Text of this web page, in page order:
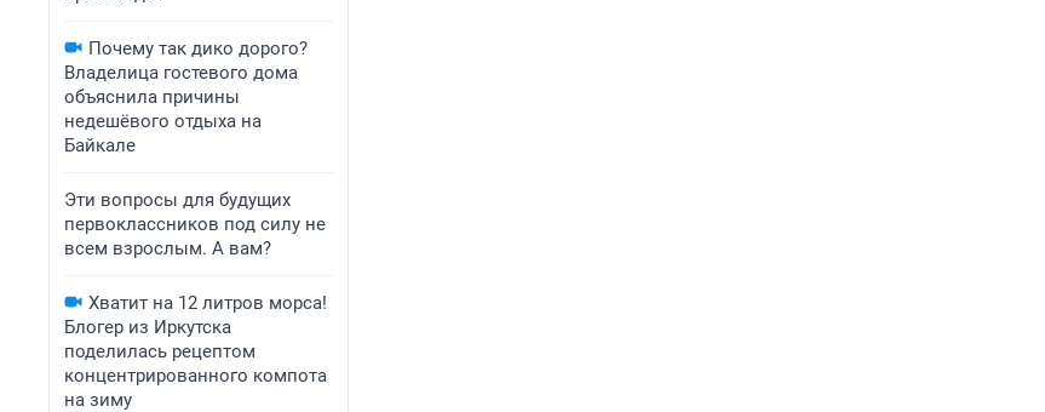
Почему так дико дорого?
Владелица гостевого дома
объяснила причины
недешёвого отдыха на
Байкале
Эти вопросы для будущих
первоклассников под силу не
всем взрослым. А вам?
Хватит на 12 литров морса!
Блогер из Иркутска
поделилась рецептом
концентрированного компота
на зиму